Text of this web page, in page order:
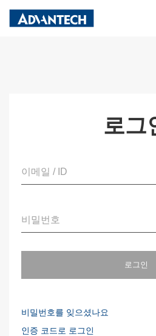
로그
이메일 / ID
비밀번호
로그인
비밀번호를 잊으셨나요
인증 코드로 로그인